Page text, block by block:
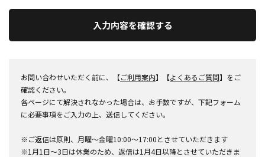
入力内容を確認する
お問い合わせいただく前に、【ご利用案内】【よくあるご質問】をご
確認ください。
各ページにて解決されなかった場合は、お手数ですが、下記フォーム
に必要事項をご入力の上、送信してください。
※ご返信は原則、月曜～金曜10:00～17:00とさせていただきます
※1月1日～3日は休業のため、返信は1月4日以降とさせていただきま